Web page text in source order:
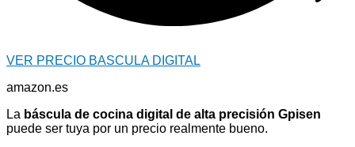
VER PRECIO BASCULA DIGITAL
amazon.es
La báscula de cocina digital de alta precisión Gpisen
puede ser tuya por un precio realmente bueno.